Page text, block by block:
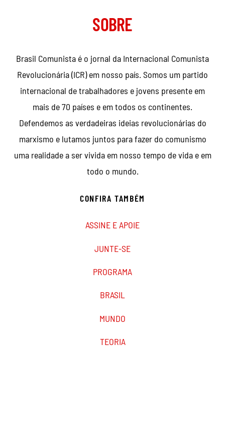
SOBRE
Brasil Comunista é o jornal da Internacional Comunista
Revolucionária (ICR) em nosso país. Somos um partido
internacional de trabalhadores e jovens presente em
mais de 70 países e em todos os continentes.
Defendemos as verdadeiras ideias revolucionárias do
marxismo e lutamos juntos para fazer do comunismo
uma realidade a ser vivida em nosso tempo de vida e em
todo o mundo.
CONFIRA TAMBÉM
ASSINE E APOIE
JUNTE-SE
PROGRAMA
BRASIL
MUNDO
TEORIA